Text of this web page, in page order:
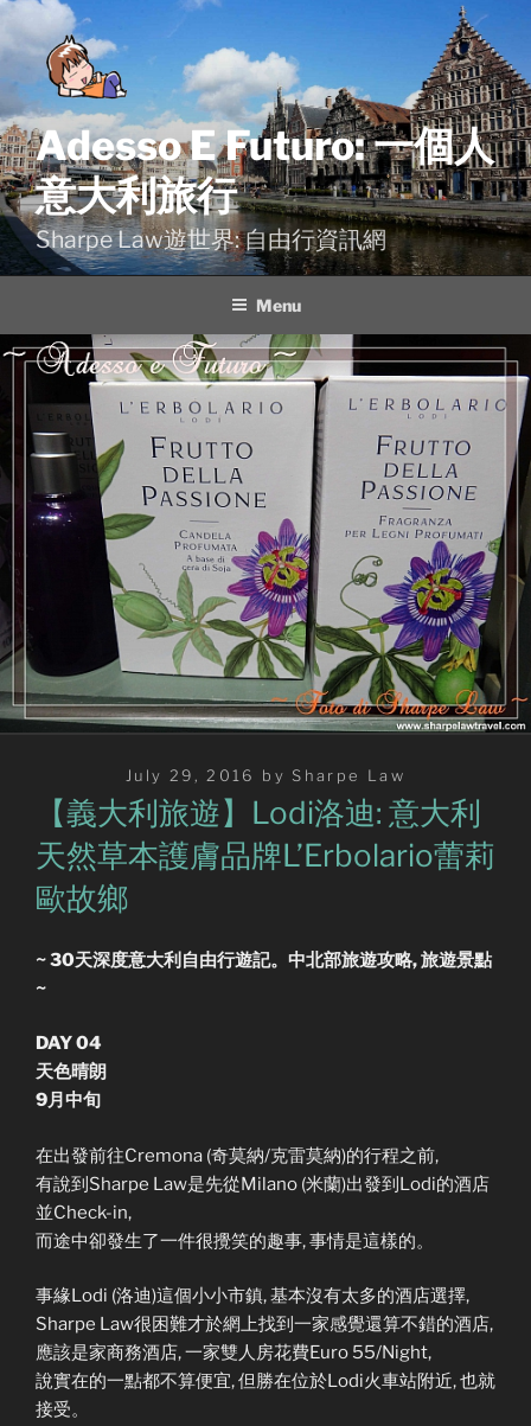
content
Adesso E Futuro: 一個人
意大利旅行
Sharpe Law遊世界: 自由行資訊網
Menu
Posted
on
July 29, 2016 by Sharpe Law
【義大利旅遊】Lodi洛迪: 意大利
天然草本護膚品牌L’Erbolario蕾莉
歐故鄉
~30天深度意大利自由行遊記。中北部旅遊攻略, 旅遊景點
~
DAY 04
天色晴朗
9月中旬
在出發前往Cremona (奇莫納/克雷莫納)的行程之前,
有說到Sharpe Law是先從Milano (米蘭)出發到Lodi的酒店
並Check-in,
而途中卻發生了一件很攪笑的趣事, 事情是這樣的。
事緣Lodi (洛迪)這個小小市鎮, 基本沒有太多的酒店選擇,
Sharpe Law很困難才於網上找到一家感覺還算不錯的酒店,
應該是家商務酒店, 一家雙人房花費Euro 55/Night,
說實在的一點都不算便宜, 但勝在位於Lodi火車站附近, 也就
接受。